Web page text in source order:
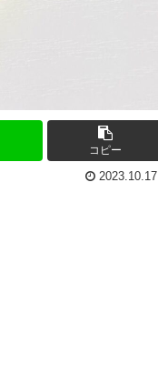
コピー
2023.10.17